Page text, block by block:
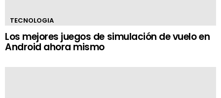
TECNOLOGIA
Los mejores juegos de simulación de vuelo en
Android ahora mismo